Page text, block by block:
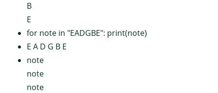
B
E
for note in "EADGBE": print(note)
E A D G B E
note
note
note